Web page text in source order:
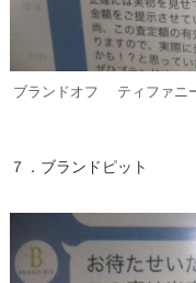
ブランドオフ ティファ
７．ブランドピット